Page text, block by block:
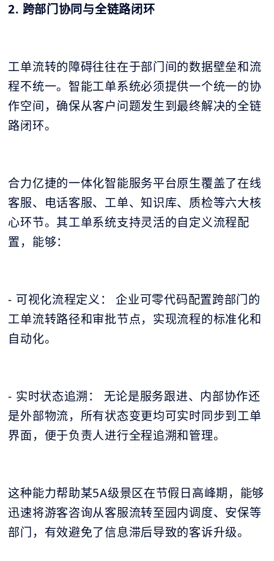
2. 跨部门协同与全链路闭环
工单流转的障碍往往在于部门间的数据壁垒和流
程不统一。智能工单系统必须提供一个统一的协
作空间，确保从客户问题发生到最终解决的全链
路闭环。
合力亿捷的一体化智能服务平台原生覆盖了在线
客服、电话客服、工单、知识库、质检等六大核
心环节。其工单系统支持灵活的自定义流程配
置，能够：
- 可视化流程定义： 企业可零代码配置跨部门的
工单流转路径和审批节点，实现流程的标准化和
自动化。
- 实时状态追溯： 无论是服务跟进、内部协作还
是外部物流，所有状态变更均可实时同步到工单
界面，便于负责人进行全程追溯和管理。
这种能力帮助某5A级景区在节假日高峰期，能够
迅速将游客咨询从客服流转至园内调度、安保等
部门，有效避免了信息滞后导致的客诉升级。